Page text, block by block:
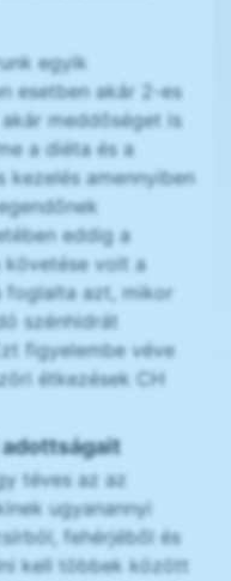
egyik
esetben akár 2-es
meddőséget is
a diéta és a
kezelés amennyiben
eddig a
követése volt a
foglalta azt, mikor
szénhidrát
figyelembe véve
étkezések CH
téves az az
ugyanannyi
fehérjéből és
kell többek között